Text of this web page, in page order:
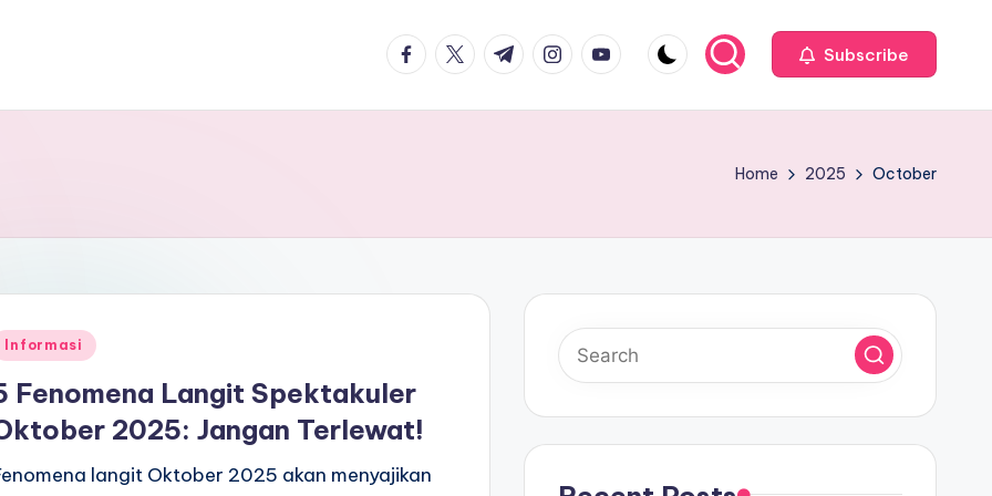
facebook.com
twitter.com
t.me instagram.com
youtube.com Subscribe
Home 2025 October
Informasi
Fenomena Langit Spektakuler
2025: Jangan Terlewat!
langit Oktober 2025 akan menyajikan